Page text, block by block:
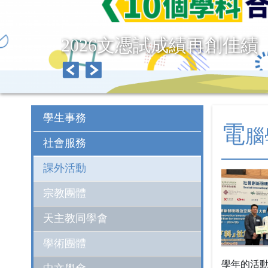
2026文憑試成績再創佳績
學生事務
社會服務
課外活動
宗教團體
天主教同學會
學術團體
電
學年的活